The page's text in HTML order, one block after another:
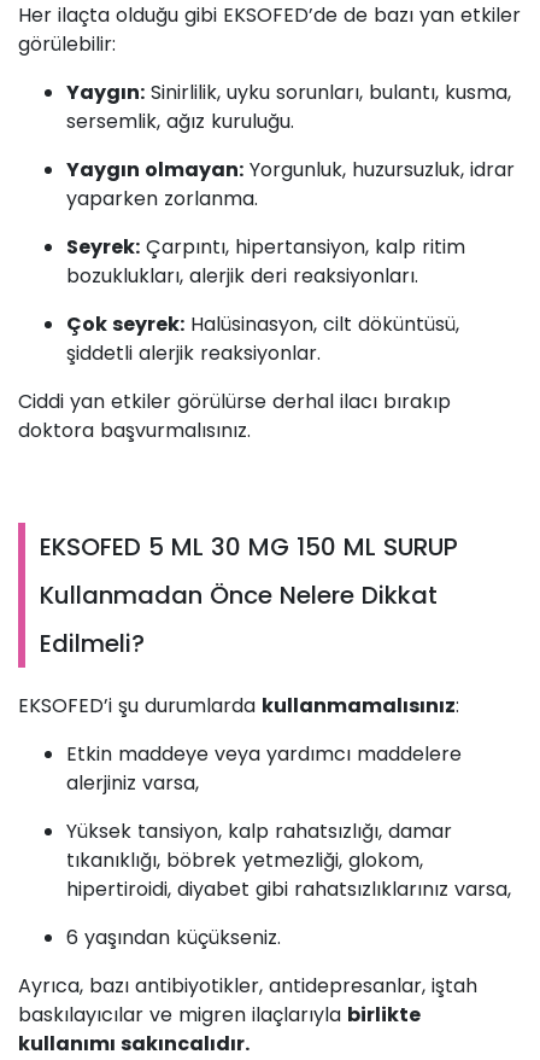
Her ilaçta olduğu gibi EKSOFED’de de bazı yan etkiler
görülebilir:
Yaygın: Sinirlilik, uyku sorunları, bulantı, kusma,
sersemlik, ağız kuruluğu.
Yaygın olmayan: Yorgunluk, huzursuzluk, idrar
yaparken zorlanma.
Seyrek: Çarpıntı, hipertansiyon, kalp ritim
bozuklukları, alerjik deri reaksiyonları.
Çok seyrek: Halüsinasyon, cilt döküntüsü,
şiddetli alerjik reaksiyonlar.
Ciddi yan etkiler görülürse derhal ilacı bırakıp
doktora başvurmalısınız.
EKSOFED 5 ML 30 MG 150 ML SURUP
Kullanmadan Önce Nelere Dikkat
Edilmeli?
EKSOFED’i şu durumlarda kullanmamalısınız:
Etkin maddeye veya yardımcı maddelere
alerjiniz varsa,
Yüksek tansiyon, kalp rahatsızlığı, damar
tıkanıklığı, böbrek yetmezliği, glokom,
hipertiroidi, diyabet gibi rahatsızlıklarınız varsa,
6 yaşından küçükseniz.
Ayrıca, bazı antibiyotikler, antidepresanlar, iştah
baskılayıcılar ve migren ilaçlarıyla birlikte
kullanımı sakıncalıdır.